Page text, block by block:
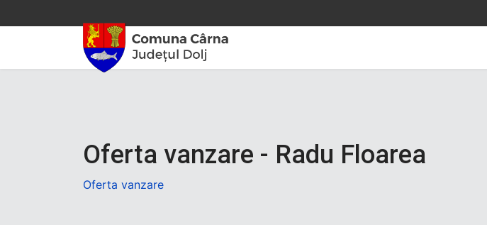
Oferta vanzare - Radu Floarea
Oferta vanzare